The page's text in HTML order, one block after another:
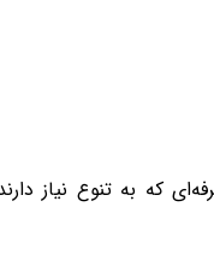
که به تنوع نیاز